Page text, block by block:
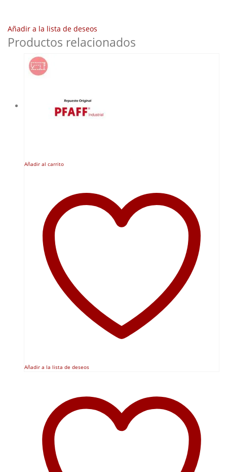
Añadir a la lista de deseos
Productos relacionados
Añadir al carrito
Añadir a la lista de deseos